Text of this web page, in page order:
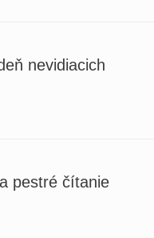
nevidiacich
pestré čítanie